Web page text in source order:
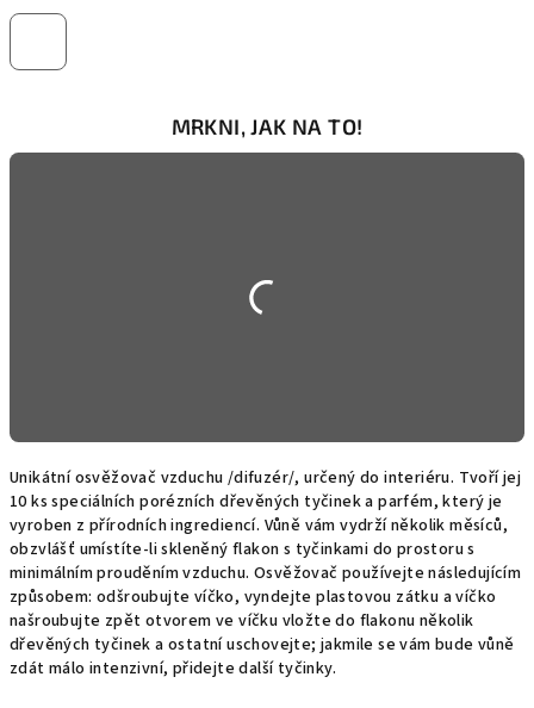
Unikátní osvěžovač vzduchu /difuzér/, určený do interiéru. Tvoří jej
10 ks speciálních porézních dřevěných tyčinek a parfém, který je
vyroben z přírodních ingrediencí. Vůně vám vydrží několik měsíců,
obzvlášť umístíte-li skleněný flakon s tyčinkami do prostoru s
minimálním prouděním vzduchu. Osvěžovač používejte následujícím
způsobem: odšroubujte víčko, vyndejte plastovou zátku a víčko
našroubujte zpět otvorem ve víčku vložte do flakonu několik
dřevěných tyčinek a ostatní uschovejte; jakmile se vám bude vůně
zdát málo intenzivní, přidejte další tyčinky.
MRKNI, JAK NA TO!